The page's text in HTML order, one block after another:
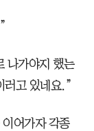
나가야지 했는
러고 있네요.”
어가자 각종